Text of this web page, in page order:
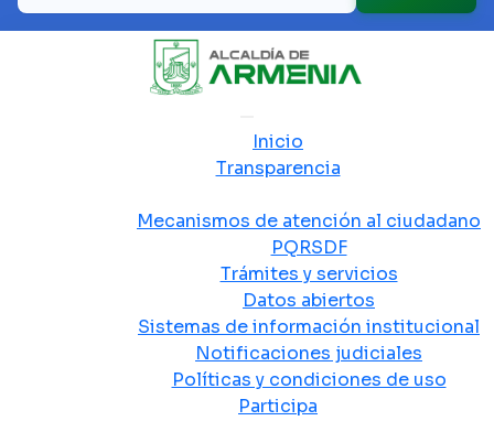
Inicio
Transparencia
Mecanismos de atención al ciudadano
PQRSDF
Trámites y servicios
Datos abiertos
Sistemas de información institucional
Notificaciones judiciales
Políticas y condiciones de uso
Participa